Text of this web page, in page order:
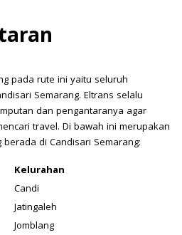
pada rute ini yaitu seluruh
Semarang. Eltrans selalu
dan pengantaranya agar
travel. Di bawah ini merupakan
di Candisari Semarang:
Kelurahan
Candi
Jatingaleh
Jomblang